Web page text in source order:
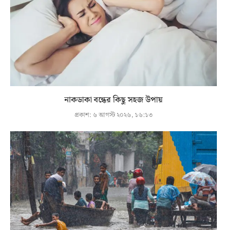
নাকডাকা বন্ধের কিছু সহজ উপায়
প্রকাশ: ৬ আগস্ট ২০২৬, ১৬:১৩